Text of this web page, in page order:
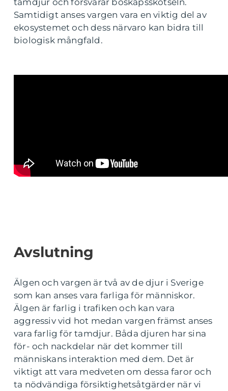
Samtidigt anses vargen vara en viktig del av
ekosystemet och dess närvaro kan bidra till
biologisk mångfald.
Avslutning
Älgen och vargen är två av de djur i Sverige
som kan anses vara farliga för människor.
Älgen är farlig i trafiken och kan vara
aggressiv vid hot medan vargen främst anses
vara farlig för tamdjur. Båda djuren har sina
för- och nackdelar när det kommer till
människans interaktion med dem. Det är
viktigt att vara medveten om dessa faror och
ta nödvändiga försiktighetsåtgärder när vi